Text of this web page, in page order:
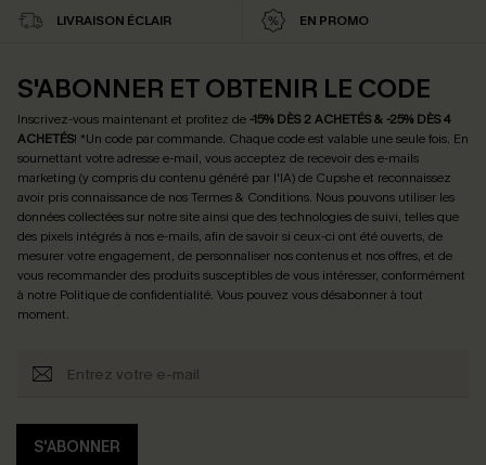
LIVRAISON ÉCLAIR EN PROMO
S'ABONNER ET OBTENIR LE CODE
Inscrivez-vous maintenant et profitez de -15% DÈS 2 ACHETÉS & -25% DÈS 4
ACHETÉS! *Un code par commande. Chaque code est valable une seule fois. En
soumettant votre adresse e-mail, vous acceptez de recevoir des e-mails
marketing (y compris du contenu généré par l'IA) de Cupshe et reconnaissez
avoir pris connaissance de nosTermes & Conditions. Nous pouvons utiliser les
données collectées sur notre site ainsi que des technologies de suivi, telles que
des pixels intégrés à nos e-mails, afin de savoir si ceux-ci ont été ouverts, de
mesurer votre engagement, de personnaliser nos contenus et nos offres, et de
vous recommander des produits susceptibles de vous intéresser, conformément
à notre Politique de confidentialité. Vous pouvez vous désabonner à tout
moment.
S'ABONNER